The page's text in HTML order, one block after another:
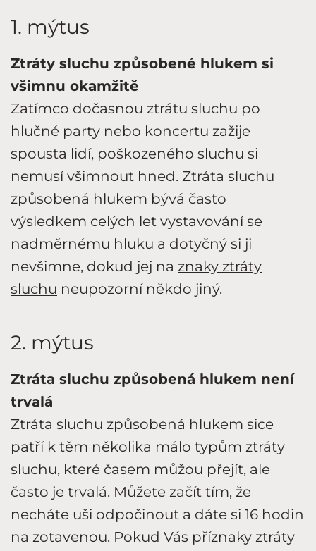
1. mýtus
Ztráty sluchu způsobené hlukem si
všimnu okamžitě
Zatímco dočasnou ztrátu sluchu po
hlučné party nebo koncertu zažije
spousta lidí, poškozeného sluchu si
nemusí všimnout hned. Ztráta sluchu
způsobená hlukem bývá často
výsledkem celých let vystavování se
nadměrnému hluku a dotyčný si ji
nevšimne, dokud jej na znaky ztráty
sluchu neupozorní někdo jiný.
2. mýtus
Ztráta sluchu způsobená hlukem není
trvalá
Ztráta sluchu způsobená hlukem sice
patří k těm několika málo typům ztráty
sluchu, které časem můžou přejít, ale
často je trvalá. Můžete začít tím, že
necháte uši odpočinout a dáte si 16 hodin
na zotavenou. Pokud Vás příznaky ztráty